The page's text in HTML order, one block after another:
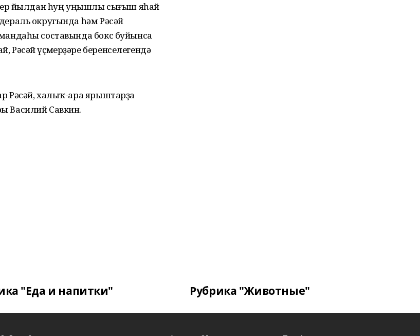
йылдан һуң уңышлы сығыш яһай
округында һәм Рәсәй
составында бокс буйынса
үҫмерҙәре беренселегендә
Рәсәй, халыҡ-ара ярыштарҙа
Василий Савкин.
"Еда и напитки" Рубрика "Животные"